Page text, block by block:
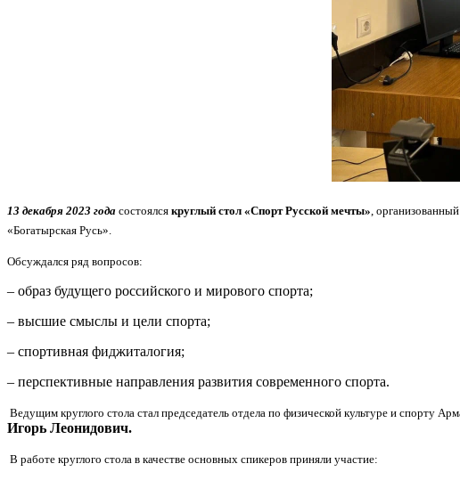
13 декабря 2023 года состоялся круглый стол «Спорт Русской мечты»,
«Богатырская Русь».
Обсуждался ряд вопросов:
– образ будущего российского и мирового спорта;
– высшие смыслы и цели спорта;
– спортивная фиджиталогия;
– перспективные направления развития современного спорта.
Ведущим круглого стола стал председатель отдела по физической культуре и спорту
Игорь Леонидович.
В работе круглого стола в качестве основных спикеров приняли участие: